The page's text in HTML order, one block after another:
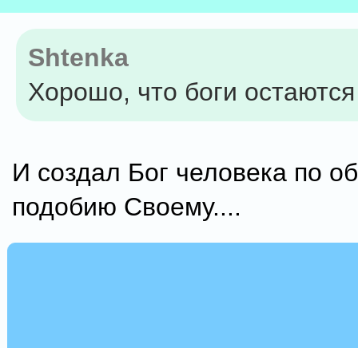
Shtenka
Хорошо, что боги
И создал Бог человека по
подобию Своему....